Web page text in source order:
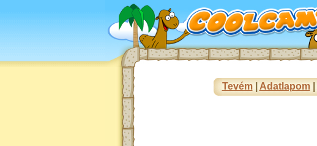
Tevém| Adatlapom|